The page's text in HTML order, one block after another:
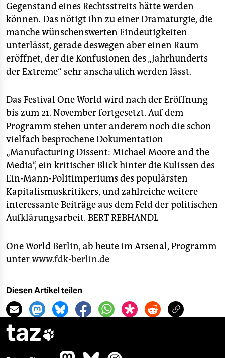
Gegenstand eines Rechtsstreits hätte werden
können. Das nötigt ihn zu einer Dramaturgie, die
manche wünschenswerten Eindeutigkeiten
unterlässt, gerade deswegen aber einen Raum
eröffnet, der die Konfusionen des „Jahrhunderts
der Extreme“ sehr anschaulich werden lässt.
Das Festival One World wird nach der Eröffnung
bis zum 21. November fortgesetzt. Auf dem
Programm stehen unter anderem noch die schon
vielfach besprochene Dokumentation
„Manufacturing Dissent: Michael Moore and the
Media“, ein kritischer Blick hinter die Kulissen des
Ein-Mann-Politimperiums des populärsten
Kapitalismuskritikers, und zahlreiche weitere
interessante Beiträge aus dem Feld der politischen
Aufklärungsarbeit. BERT REBHANDL
One World Berlin, ab heute im Arsenal, Programm
unterwww.fdk-berlin.de
Diesen Artikel teilen
taz